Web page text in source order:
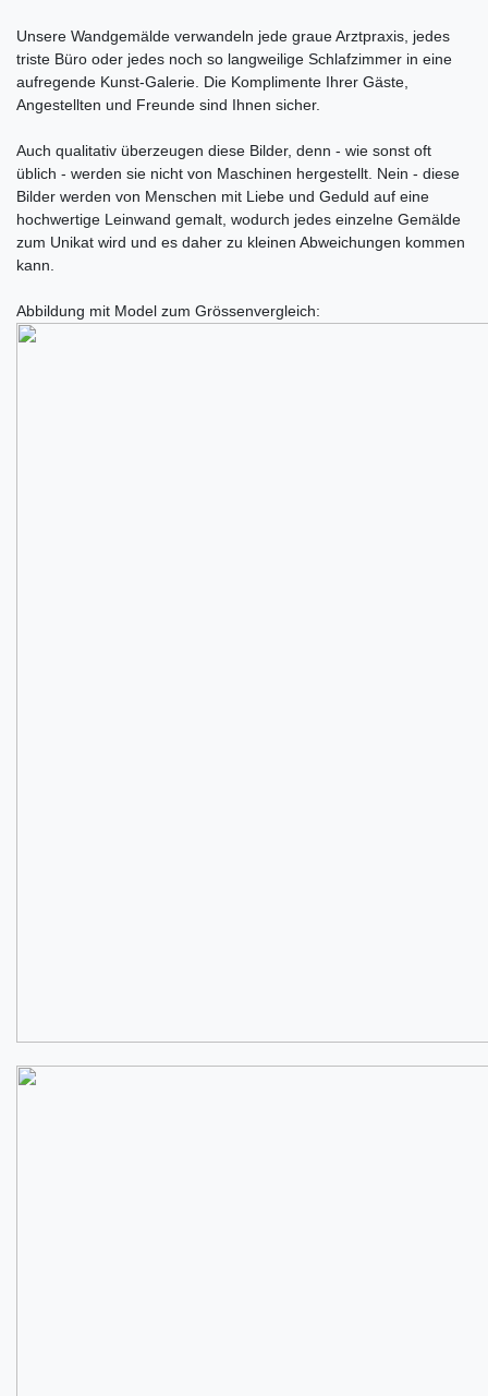
Unsere Wandgemälde verwandeln jede graue Arztpraxis, jedes
triste Büro oder jedes noch so langweilige Schlafzimmer in eine
aufregende Kunst-Galerie. Die Komplimente Ihrer Gäste,
Angestellten und Freunde sind Ihnen sicher.
Auch qualitativ überzeugen diese Bilder, denn - wie sonst oft
üblich - werden sie nicht von Maschinen hergestellt. Nein - diese
Bilder werden von Menschen mit Liebe und Geduld auf eine
hochwertige Leinwand gemalt, wodurch jedes einzelne Gemälde
zum Unikat wird und es daher zu kleinen Abweichungen kommen
kann.
Abbildung mit Model zum Grössenvergleich: